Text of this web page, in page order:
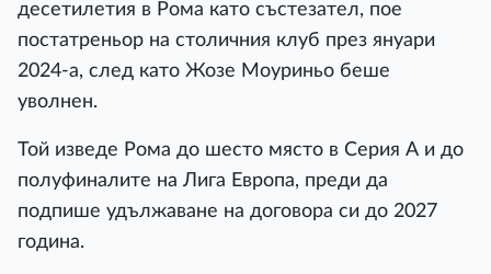
десетилетия в Рома като състезател, пое
постатреньор на столичния клуб през януари
2024-а, след като Жозе Моуриньо беше
уволнен.
Той изведе Рома до шесто място в Серия А и до
полуфиналите на Лига Европа, преди да
подпише удължаване на договора си до 2027
година.